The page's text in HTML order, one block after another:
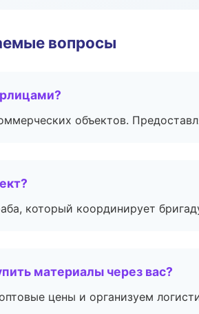
вопросы
объектов.
который координирует
материалы через вас?
цены и организуем